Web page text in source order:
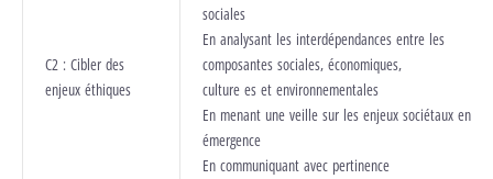
C2 : Cibler des
enjeux éthiques
sociales
En analysant les interdépendances entre les
composantes sociales, économiques,
culture es et environnementales
En menant une veille sur les enjeux sociétaux en
émergence
En communiquant avec pertinence